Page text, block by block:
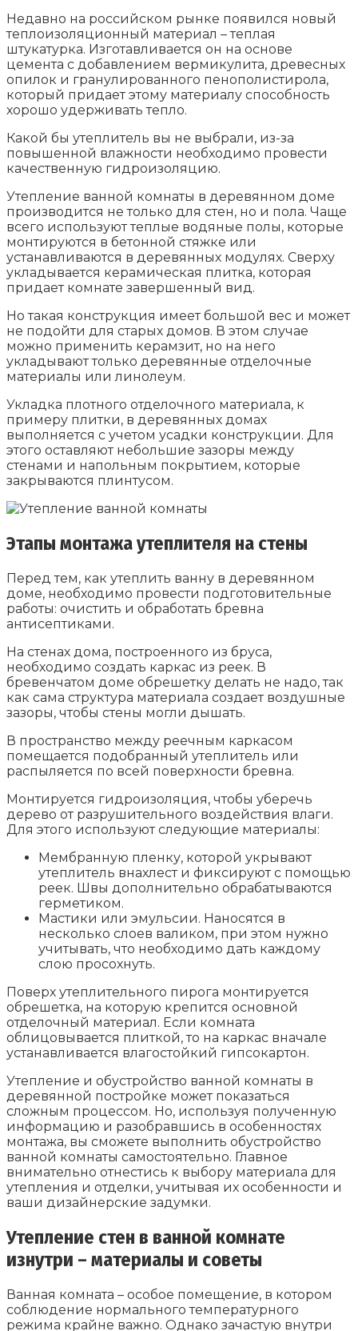
Недавно на российском рынке появился новый
теплоизоляционный материал – теплая
штукатурка. Изготавливается он на основе
цемента с добавлением вермикулита, древесных
опилок и гранулированного пенополистирола,
который придает этому материалу способность
хорошо удерживать тепло.
Какой бы утеплитель вы не выбрали, из-за
повышенной влажности необходимо провести
качественную гидроизоляцию.
Утепление ванной комнаты в деревянном доме
производится не только для стен, но и пола. Чаще
всего используют теплые водяные полы, которые
монтируются в бетонной стяжке или
устанавливаются в деревянных модулях. Сверху
укладывается керамическая плитка, которая
придает комнате завершенный вид.
Но такая конструкция имеет большой вес и может
не подойти для старых домов. В этом случае
можно применить керамзит, но на него
укладывают только деревянные отделочные
материалы или линолеум.
Укладка плотного отделочного материала, к
примеру плитки, в деревянных домах
выполняется с учетом усадки конструкции. Для
этого оставляют небольшие зазоры между
стенами и напольным покрытием, которые
закрываются плинтусом.
Этапы монтажа утеплителя на стены
Перед тем, как утеплить ванну в деревянном
доме, необходимо провести подготовительные
работы: очистить и обработать бревна
антисептиками.
На стенах дома, построенного из бруса,
необходимо создать каркас из реек. В
бревенчатом доме обрешетку делать не надо, так
как сама структура материала создает воздушные
зазоры, чтобы стены могли дышать.
В пространство между реечным каркасом
помещается подобранный утеплитель или
распыляется по всей поверхности бревна.
Монтируется гидроизоляция, чтобы уберечь
дерево от разрушительного воздействия влаги.
Для этого используют следующие материалы:
Мембранную пленку, которой укрывают
утеплитель внахлест и фиксируют с помощью
реек. Швы дополнительно обрабатываются
герметиком.
Мастики или эмульсии. Наносятся в
несколько слоев валиком, при этом нужно
учитывать, что необходимо дать каждому
слою просохнуть.
Поверх утеплительного пирога монтируется
обрешетка, на которую крепится основной
отделочный материал. Если комната
облицовывается плиткой, то на каркас вначале
устанавливается влагостойкий гипсокартон.
Утепление и обустройство ванной комнаты в
деревянной постройке может показаться
сложным процессом. Но, используя полученную
информацию и разобравшись в особенностях
монтажа, вы сможете выполнить обустройство
ванной комнаты самостоятельно. Главное
внимательно отнестись к выбору материала для
утепления и отделки, учитывая их особенности и
ваши дизайнерские задумки.
Утепление стен в ванной комнате
изнутри – материалы и советы
Ванная комната – особое помещение, в котором
соблюдение нормального температурного
режима крайне важно. Однако зачастую внутри